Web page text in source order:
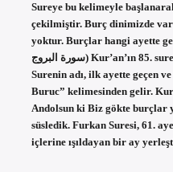
Sureye bu kelimeyle
çekilmiştir. Burç dinimizde
yoktur. Burçlar hangi ayette
سورة البروج) Kur’an’ın 85. suresidir. Sure 22 ayetten oluşur.
Surenin adı, ilk ayette geçen
Buruc” kelimesinden gelir.
Andolsun ki Biz gökte burçlar
süsledik. Furkan Suresi, 61.
içlerine ışıldayan bir ay